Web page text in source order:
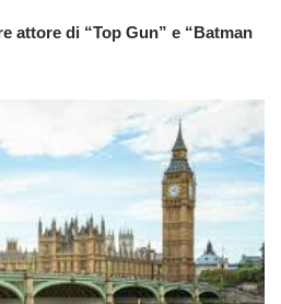
attore di “Top Gun” e “Batman